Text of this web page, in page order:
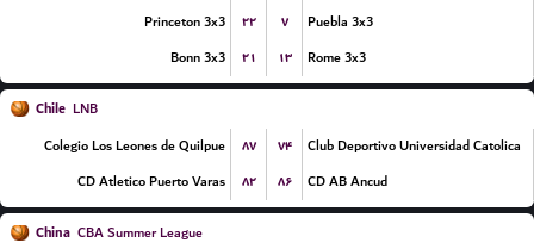
Princeton 3x3
۲۲ ۷
Puebla 3x3
Bonn 3x3
۲۱ ۱۳ Rome 3x3
Chile LNB
Colegio Los Leones de Quilpue
۸۷ ۷۴
Club Deportivo Universidad Catolica
CD Atletico Puerto Varas
۸۲ ۸۶ CD AB Ancud
China CBA Summer League